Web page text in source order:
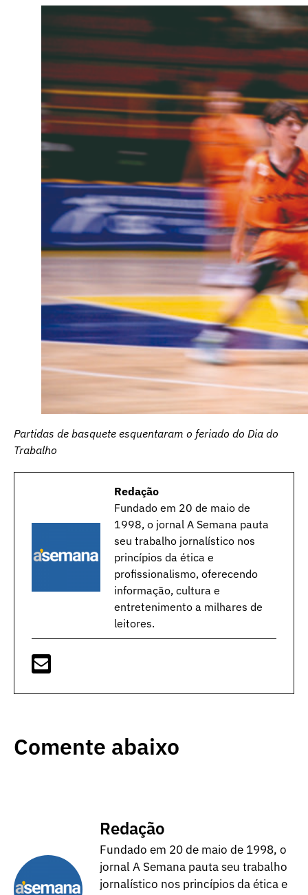
Partidas de basquete esquentaram o feriado do Dia do
Trabalho
Redação
Fundado em 20 de maio de
1998, o jornal A Semana pauta
seu trabalho jornalístico nos
princípios da ética e
profissionalismo, oferecendo
informação, cultura e
entretenimento a milhares de
leitores.
Comente abaixo
Redação
Fundado em 20 de maio de 1998, o
jornal A Semana pauta seu trabalho
jornalístico nos princípios da ética e